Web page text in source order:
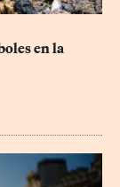
en la